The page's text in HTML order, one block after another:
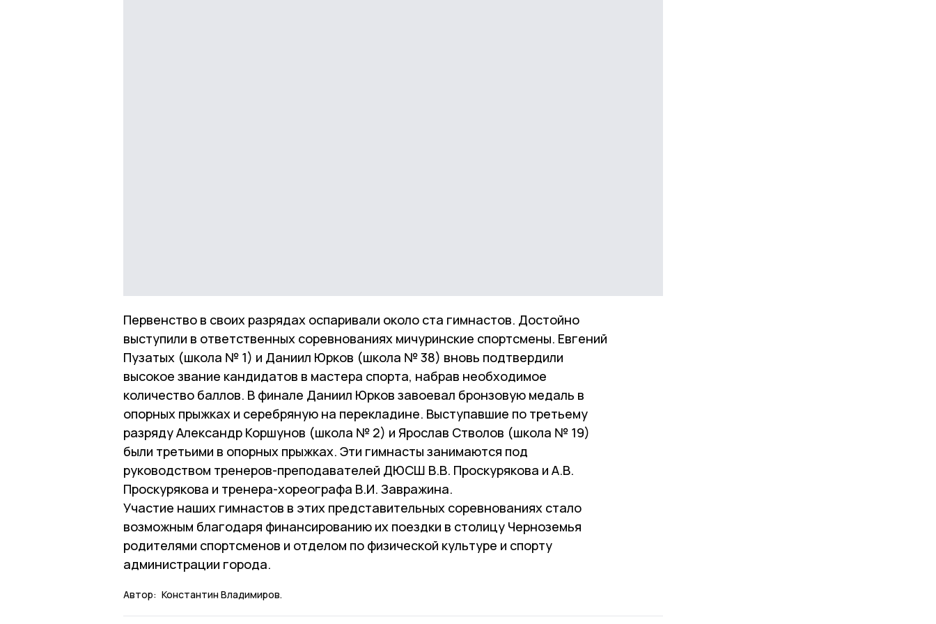
Первенство в своих разрядах оспаривали около ста гимнастов. Достойно
выступили в ответственных соревнованиях мичуринские спортсмены. Евгений
Пузатых (школа № 1) и Даниил Юрков (школа № 38) вновь подтвердили
высокое звание кандидатов в мастера спорта, набрав необходимое
количество баллов. В финале Даниил Юрков завоевал бронзовую медаль в
опорных прыжках и серебряную на перекладине. Выступавшие по третьему
разряду Александр Коршунов (школа № 2) и Ярослав Стволов (школа № 19)
были третьими в опорных прыжках. Эти гимнасты занимаются под
руководством тренеров-преподавателей ДЮСШ В.В. Проскурякова и А.В.
Проскурякова и тренера-хореографа В.И. Завражина.
Участие наших гимнастов в этих представительных соревнованиях стало
возможным благодаря финансированию их поездки в столицу Черноземья
родителями спортсменов и отделом по физической культуре и спорту
администрации города.
Автор: Константин Владимиров.